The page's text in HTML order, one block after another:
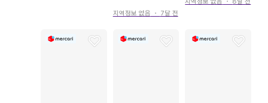
지역정보 없음 ・ 7달 전
지역정보 없음 ・ 8달 전